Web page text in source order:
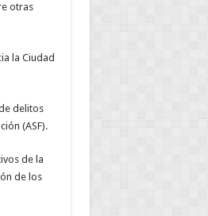
otras
la Ciudad
delitos
(ASF).
de la
de los